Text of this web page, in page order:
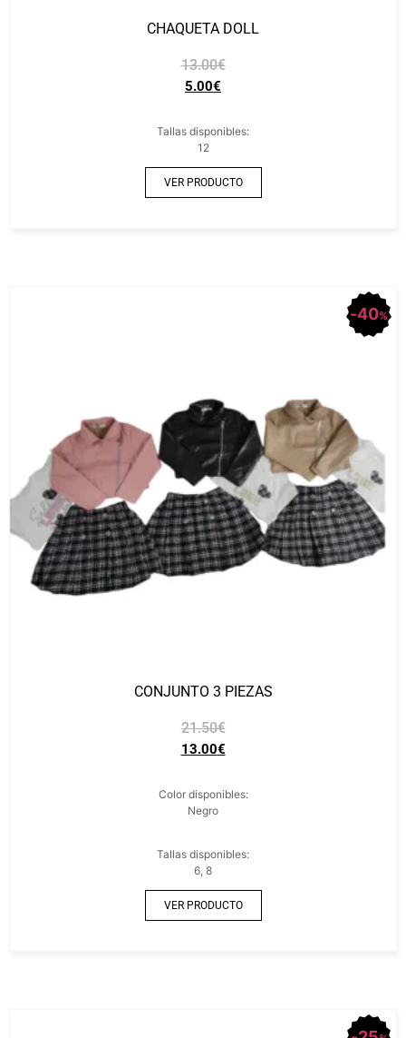
CHAQUETA DOLL
13.00€
5.00€
Tallas disponibles:
12
VER PRODUCTO
40%
CONJUNTO 3 PIEZAS
21.50€
13.00€
Color disponibles:
Negro
Tallas disponibles:
6, 8
VER PRODUCTO